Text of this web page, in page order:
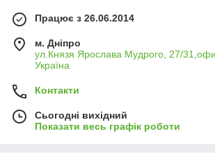
Працює з 26.06.2014
м. Дніпро
ул.Князя Ярослава Мудрого, 27/
Україна
Контакти
Сьогодні вихідний
Показати весь графік роботи